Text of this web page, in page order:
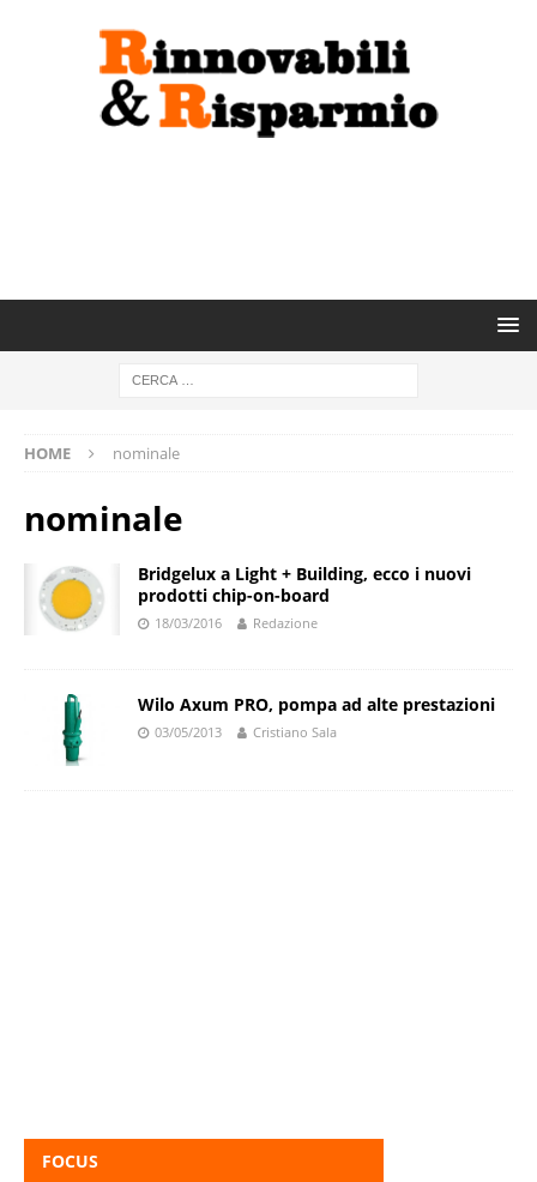
HOME nominale
nominale
Bridgelux a Light + Building, ecco i nuovi
prodotti chip-on-board
18/03/2016 Redazione
Wilo Axum PRO, pompa ad alte prestazioni
03/05/2013 Cristiano Sala
FOCUS